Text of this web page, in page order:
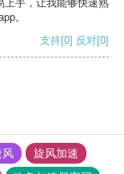
上手，让我能够快速熟
。
支持[0] 反对[0]
风
旋风加速